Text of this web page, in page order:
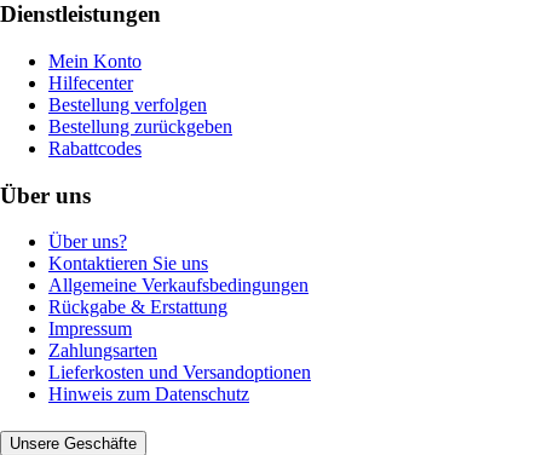
Dienstleistungen
Mein Konto
Hilfecenter
Bestellung verfolgen
Bestellung zurückgeben
Rabattcodes
Über uns
Über uns?
Kontaktieren Sie uns
Allgemeine Verkaufsbedingungen
Rückgabe & Erstattung
Impressum
Zahlungsarten
Lieferkosten und Versandoptionen
Hinweis zum Datenschutz
Unsere Geschäfte